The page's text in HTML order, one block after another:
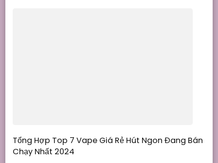
Tổng Hợp Top 7 Vape Giá Rẻ Hút Ngon Đang Bán
Chạy Nhất 2024